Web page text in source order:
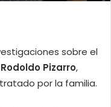
sobre el
Rodoldo Pizarro,
por la familia.